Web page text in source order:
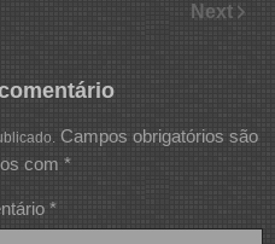
Next
Campos obrigatórios são
com *
*